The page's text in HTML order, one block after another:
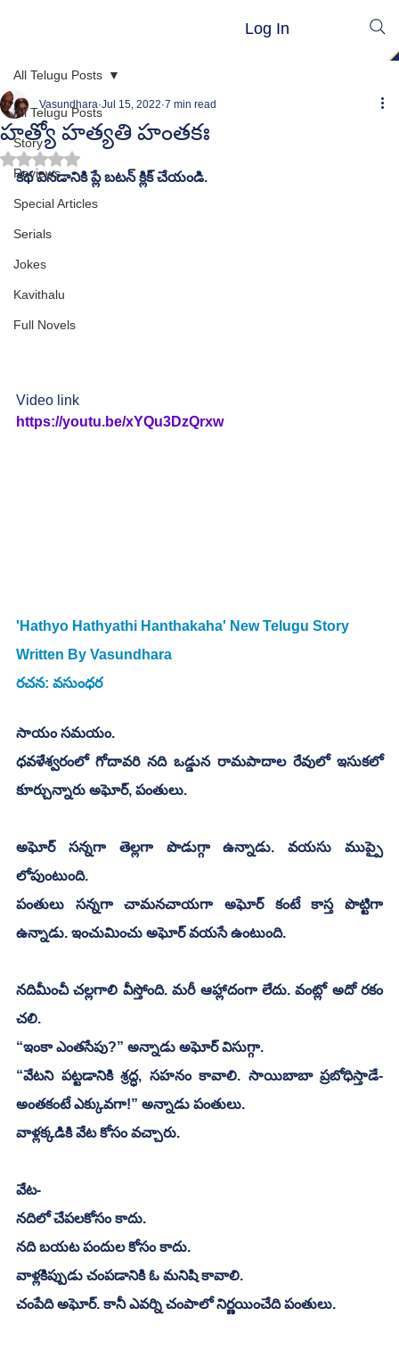
Log In
All Telugu Posts
Story
Reviews
Special Articles
Serials
Jokes
Kavithalu
Full Novels
All Telugu Posts
హత్యో హత్యతి హంతకః
Vasundhara Jul 15, 2022 7 min read
Rated NaN out of 5 stars.
కథ వినడానికి ప్లే బటన్ క్లిక్ చేయండి.
Video link
https://youtu.be/xYQu3DzQrxw
'Hathyo Hathyathi Hanthakaha' New Telugu Story
Written By Vasundhara
రచన: వసుంధర
సాయం సమయం.
ధవళేశ్వరంలో గోదావరి నది ఒడ్డున రామపాదాల రేవులో ఇసుకలో
కూర్చున్నారు అఘోర్, పంతులు.
అఘోర్‌ సన్నగా తెల్లగా పొడుగ్గా ఉన్నాడు. వయసు ముప్పై
లోపుంటుంది.
పంతులు సన్నగా చామనచాయగా అఘోర్‌ కంటే కాస్త పొట్టిగా
ఉన్నాడు. ఇంచుమించు అఘోర్ వయసే ఉంటుంది.
నదిమీంచీ చల్లగాలి వీస్తోంది. మరీ ఆహ్లాదంగా లేదు. వంట్లో అదో రకం
చలి.
“ఇంకా ఎంతసేపు?” అన్నాడు అఘోర్ విసుగ్గా.
“వేటని పట్టడానికి శ్రద్ధ, సహనం కావాలి. సాయిబాబా ప్రబోధిస్తాడే-
అంతకంటే ఎక్కువగా!” అన్నాడు పంతులు.
వాళ్లక్కడికి వేట కోసం వచ్చారు.
వేట-
నదిలో చేపలకోసం కాదు.
నది బయట పందుల కోసం కాదు.
వాళ్లకిప్పుడు చంపడానికి ఓ మనిషి కావాలి.
చంపేది అఘోర్. కానీ ఎవర్ని చంపాలో నిర్ణయించేది పంతులు.